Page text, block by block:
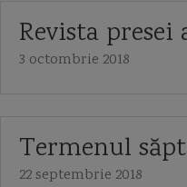
Revista presei
3 octombrie 2018
Termenul
22 septembrie 2018